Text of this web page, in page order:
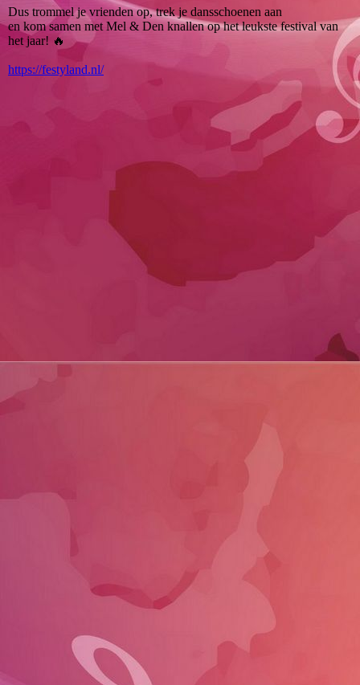
Dus trommel je vrienden op, trek je dansschoenen aan
en kom samen met Mel & Den knallen op het leukste festival van
het jaar! 🔥
https://festyland.nl/